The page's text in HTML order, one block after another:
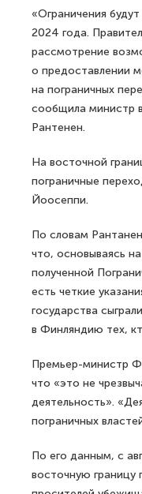
«Ограничения
2024 года.
рассмотрение
о предоставлении
на пограничных
сообщила министр
Рантенен.
На восточной
пограничные
Йоосеппи.
По словам
что, основываясь
полученной
есть четкие
государства
в Финляндию тех,
Премьер-министр
что «это не
деятельность».
пограничных
По его данным, с
восточную